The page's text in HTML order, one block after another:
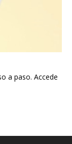
a paso. Accede